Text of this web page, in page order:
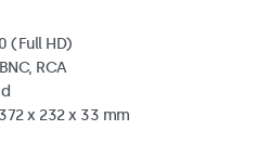
(Full HD)
RCA
x 232 x 33 mm